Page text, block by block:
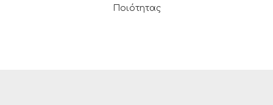
Ποιότητας